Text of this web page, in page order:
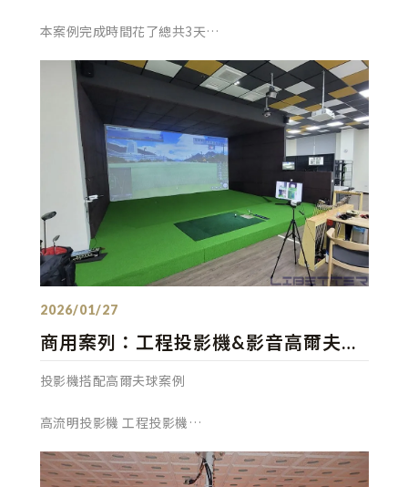
本案例完成時間花了總共3天
從木作到油漆烤漆到安裝對位置小編都有跟現場哈
為什麼一定要跟
商用案列：工程投影機&影音高爾夫球
室 專業規劃 一條龍服務~
佈：2026/01/27
投影機搭配高爾夫球案例
高流明投影機 工程投影機
有配合木作/隔音/裝潢/音響/